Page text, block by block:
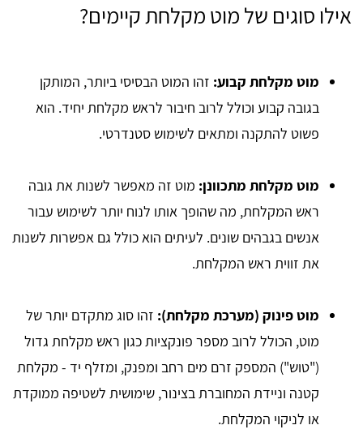
אילו סוגים של מוט מקלחת קיימים?
מוט מקלחת קבוע: זהו המוט הבסיסי ביותר, המותקן
בגובה קבוע וכולל לרוב חיבור לראש מקלחת יחיד. הוא
פשוט להתקנה ומתאים לשימוש סטנדרטי.
מוט מקלחת מתכוונן: מוט זה מאפשר לשנות את גובה
ראש המקלחת, מה שהופך אותו לנוח יותר לשימוש עבור
אנשים בגבהים שונים. לעיתים הוא כולל גם אפשרות לשנות
את זווית ראש המקלחת.
מוט פינוק (מערכת מקלחת): זהו סוג מתקדם יותר של
מוט, הכולל לרוב מספר פונקציות כגון ראש מקלחת גדול
("טוש") המספק זרם מים רחב ומפנק, ומזלף יד - מקלחת
קטנה וניידת המחוברת בצינור, שימושית לשטיפה ממוקדת
או לניקוי המקלחת.